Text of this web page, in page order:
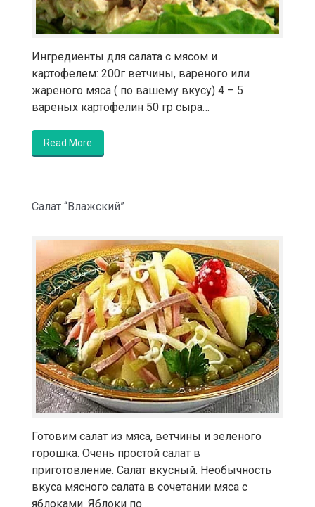
Ингредиенты для салата с мясом и
картофелем: 200г ветчины, вареного или
жареного мяса ( по вашему вкусу) 4 – 5
вареных картофелин 50 гр сыра…
Read More
Салат “Влажский”
Готовим салат из мяса, ветчины и зеленого
горошка. Очень простой салат в
приготовление. Салат вкусный. Необычность
вкуса мясного салата в сочетании мяса с
яблоками. Яблоки по…